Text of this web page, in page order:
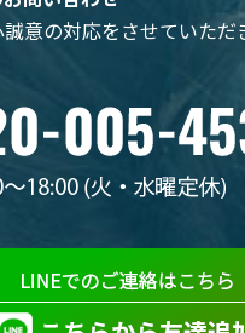
意の対応をさせていただ